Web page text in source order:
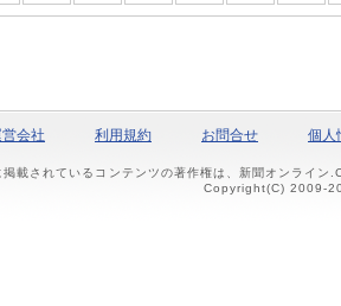
会社 利用規約 お問合せ 個人
載されているコンテンツの著作権は、新聞オンライン
Copyright(C) 2009-